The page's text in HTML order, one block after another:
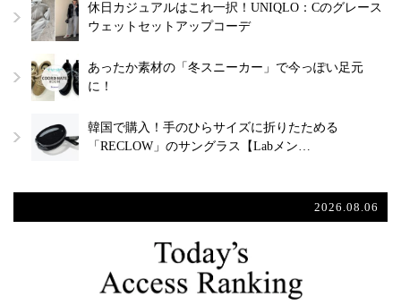
休日カジュアルはこれ一択！UNIQLO：Cのグレース
ウェットセットアップコーデ
あったか素材の「冬スニーカー」で今っぽい足元
に！
韓国で購入！手のひらサイズに折りたためる
「RECLOW」のサングラス【Labメン…
2026.08.06